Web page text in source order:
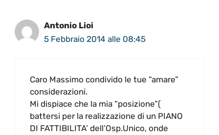
Antonio Lioi
5 Febbraio 2014 alle 08:45
Caro Massimo condivido le tue “amare”
considerazioni.
Mi dispiace che la mia “posizione”(
battersi per la realizzazione di un PIANO
DI FATTIBILITA’ dell’Osp.Unico, onde